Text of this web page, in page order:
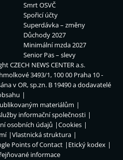
Smrt OSVČ
Spořicí účty
Superdávka – změny
Důchody 2027
Minimální mzda 2027
Senior Pas – slevy
CZECH NEWS CENTER a.s.
3493/1, 100 00 Praha 10 -
v OR, sp.zn. B 19490 a dodavatelé
materiálům
informační společnosti
osobních údajů
Cookies
Vlastnická struktura
Points of Contact
Etický kodex
informace